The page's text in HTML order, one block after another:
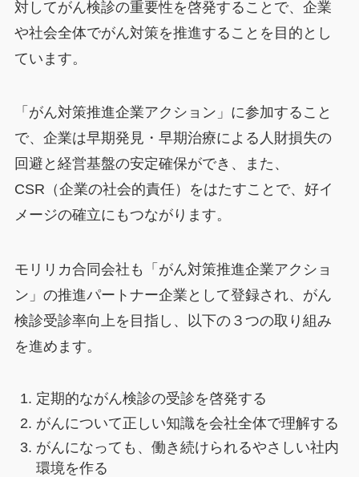
対してがん検診の重要性を啓発することで、企業
や社会全体でがん対策を推進することを目的とし
ています。
「がん対策推進企業アクション」に参加すること
で、企業は早期発見・早期治療による人財損失の
回避と経営基盤の安定確保ができ、また、
CSR（企業の社会的責任）をはたすことで、好イ
メージの確立にもつながります。
モリリカ合同会社も「がん対策推進企業アクショ
ン」の推進パートナー企業として登録され、がん
検診受診率向上を目指し、以下の３つの取り組み
を進めます。
定期的ながん検診の受診を啓発する
がんについて正しい知識を会社全体で理解する
がんになっても、働き続けられるやさしい社内
環境を作る